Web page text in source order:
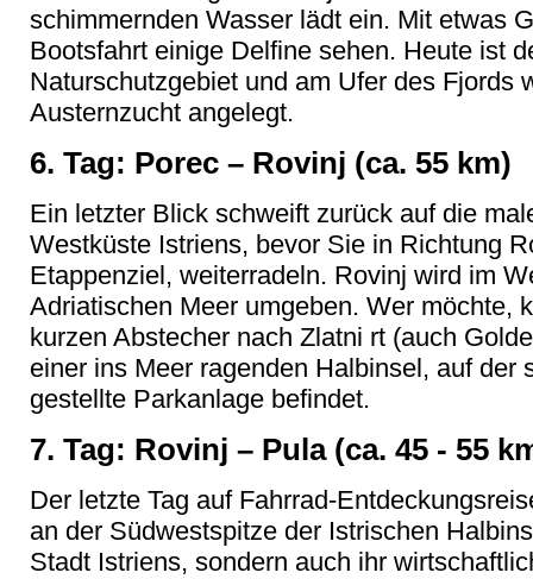
schimmernden Wasser lädt ein. Mit etwas
Bootsfahrt einige Delfine sehen. Heute ist
Naturschutzgebiet und am Ufer des Fjords
Austernzucht angelegt.
6. Tag: Porec – Rovinj (ca. 55 km)
Ein letzter Blick schweift zurück auf die
Westküste Istriens, bevor Sie in Richtung
Etappenziel, weiterradeln. Rovinj wird im
Adriatischen Meer umgeben. Wer möchte,
kurzen Abstecher nach Zlatni rt (auch
einer ins Meer ragenden Halbinsel, auf der
gestellte Parkanlage befindet.
7. Tag: Rovinj – Pula (ca. 45 - 55
Der letzte Tag auf Fahrrad-
an der Südwestspitze der Istrischen
Stadt Istriens, sondern auch ihr